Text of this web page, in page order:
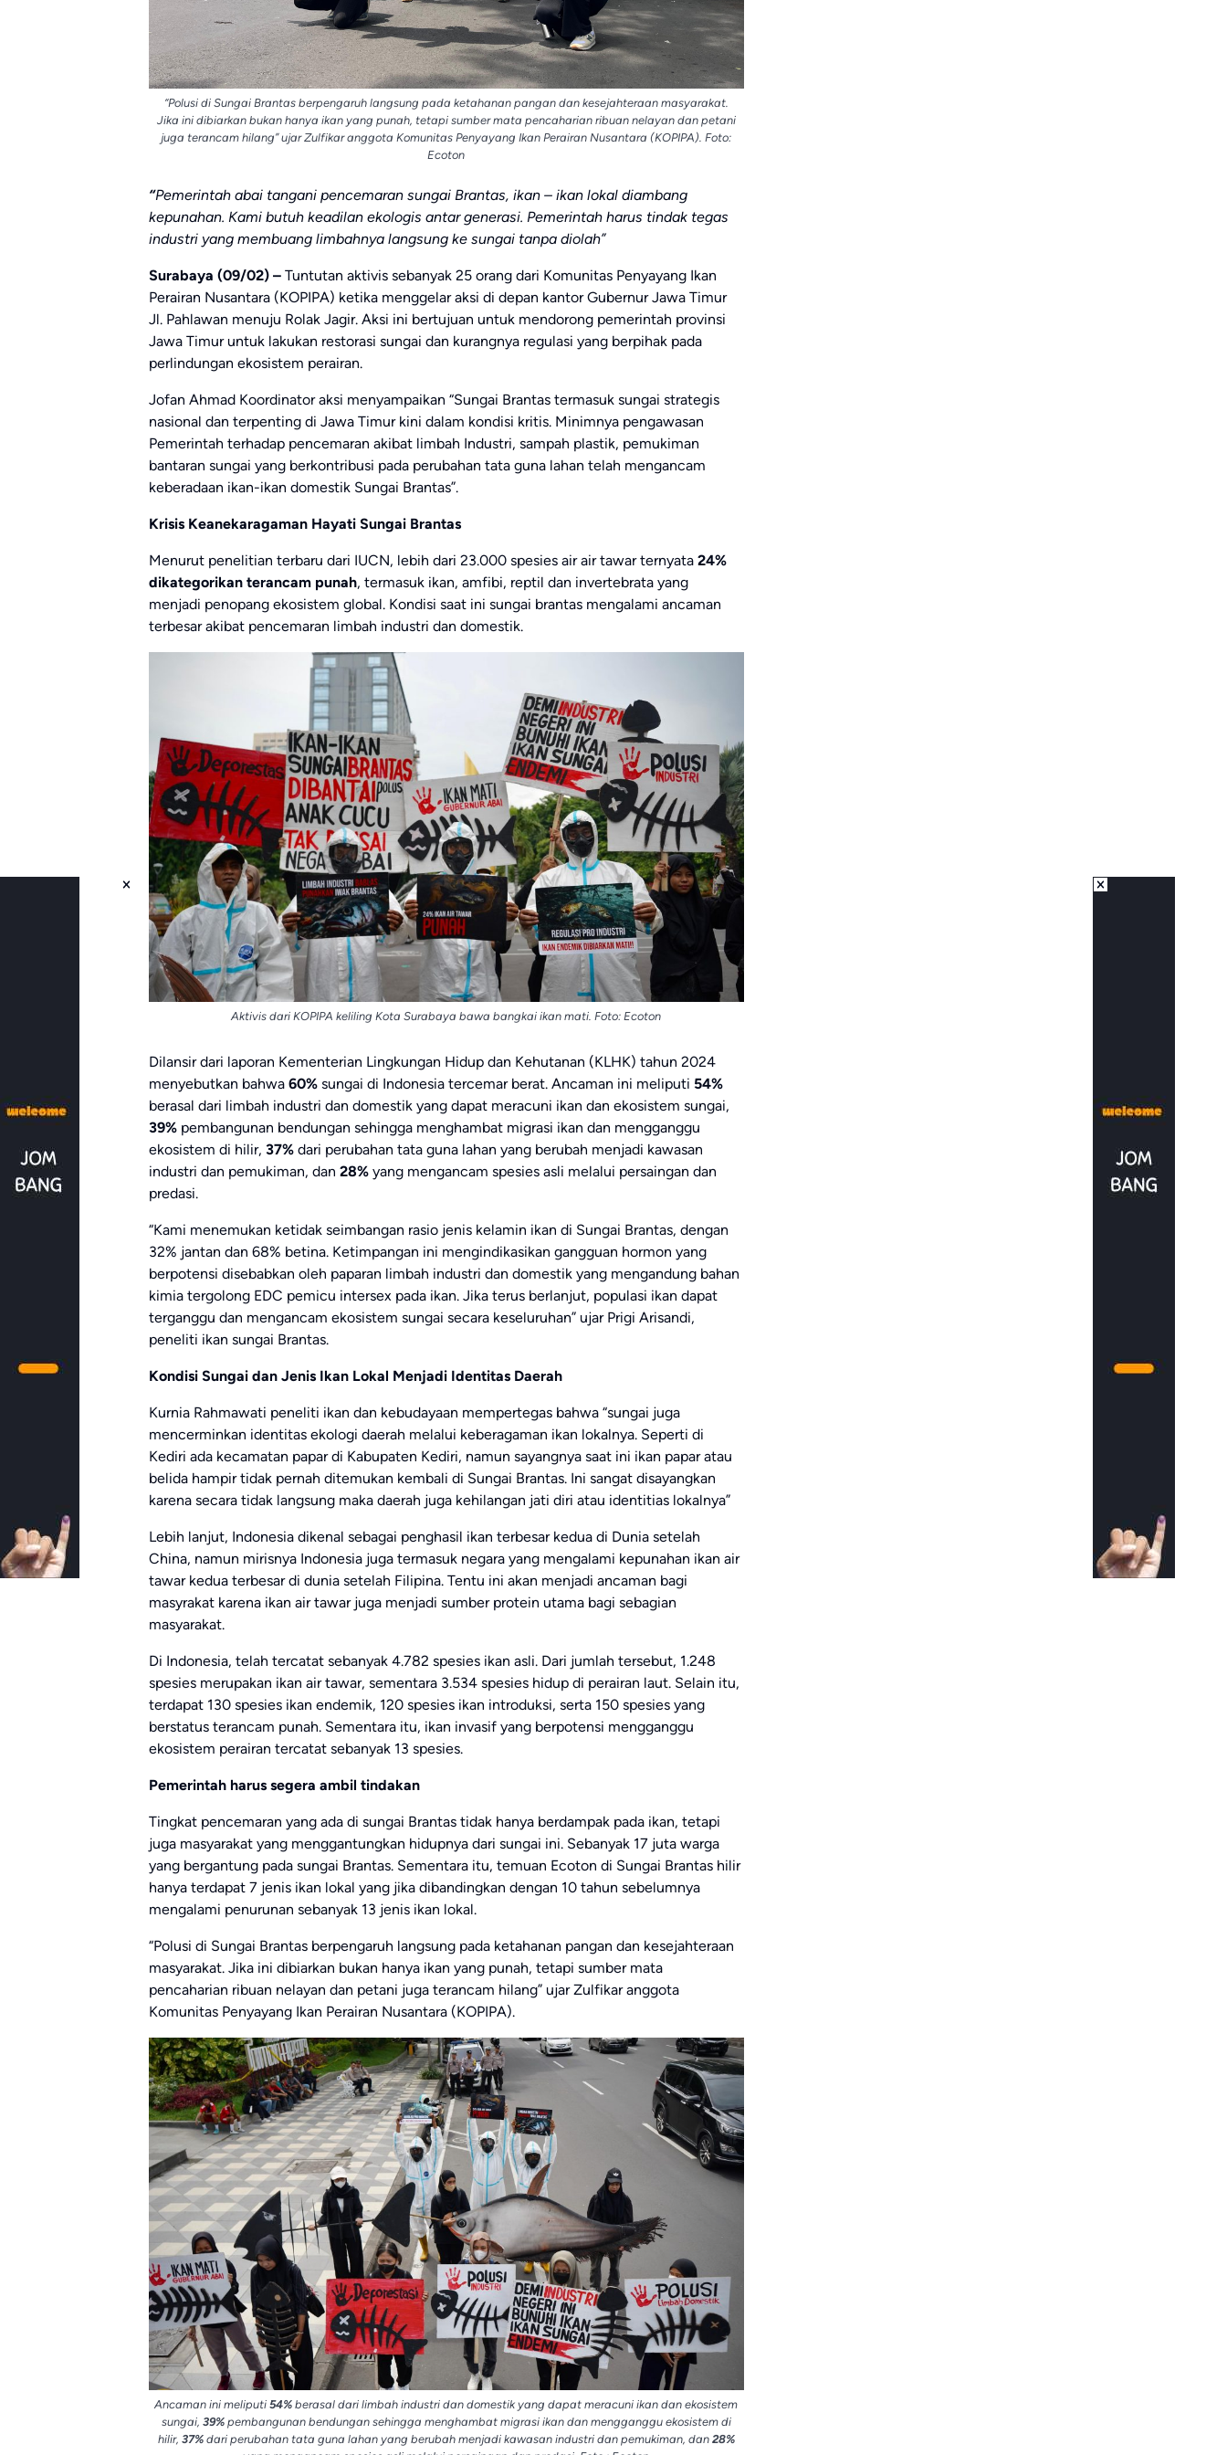
“Polusi di Sungai Brantas berpengaruh langsung pada ketahanan pangan dan kesejahteraan masyarakat.
Jika ini dibiarkan bukan hanya ikan yang punah, tetapi sumber mata pencaharian ribuan nelayan dan petani
juga terancam hilang” ujar Zulfikar anggota Komunitas Penyayang Ikan Perairan Nusantara (KOPIPA). Foto:
Ecoton
“Pemerintah abai tangani pencemaran sungai Brantas, ikan – ikan lokal diambang
kepunahan. Kami butuh keadilan ekologis antar generasi. Pemerintah harus tindak tegas
industri yang membuang limbahnya langsung ke sungai tanpa diolah”
Surabaya (09/02) – Tuntutan aktivis sebanyak 25 orang dari Komunitas Penyayang Ikan
Perairan Nusantara (KOPIPA) ketika menggelar aksi di depan kantor Gubernur Jawa Timur
Jl. Pahlawan menuju Rolak Jagir. Aksi ini bertujuan untuk mendorong pemerintah provinsi
Jawa Timur untuk lakukan restorasi sungai dan kurangnya regulasi yang berpihak pada
perlindungan ekosistem perairan.
Jofan Ahmad Koordinator aksi menyampaikan “Sungai Brantas termasuk sungai strategis
nasional dan terpenting di Jawa Timur kini dalam kondisi kritis. Minimnya pengawasan
Pemerintah terhadap pencemaran akibat limbah Industri, sampah plastik, pemukiman
bantaran sungai yang berkontribusi pada perubahan tata guna lahan telah mengancam
keberadaan ikan-ikan domestik Sungai Brantas”.
Krisis Keanekaragaman Hayati Sungai Brantas
Menurut penelitian terbaru dari IUCN, lebih dari 23.000 spesies air air tawar ternyata 24%
dikategorikan terancam punah, termasuk ikan, amfibi, reptil dan invertebrata yang
menjadi penopang ekosistem global. Kondisi saat ini sungai brantas mengalami ancaman
terbesar akibat pencemaran limbah industri dan domestik.
Aktivis dari KOPIPA keliling Kota Surabaya bawa bangkai ikan mati. Foto: Ecoton
Dilansir dari laporan Kementerian Lingkungan Hidup dan Kehutanan (KLHK) tahun 2024
menyebutkan bahwa 60% sungai di Indonesia tercemar berat. Ancaman ini meliputi 54%
berasal dari limbah industri dan domestik yang dapat meracuni ikan dan ekosistem sungai,
39% pembangunan bendungan sehingga menghambat migrasi ikan dan mengganggu
ekosistem di hilir, 37% dari perubahan tata guna lahan yang berubah menjadi kawasan
industri dan pemukiman, dan 28% yang mengancam spesies asli melalui persaingan dan
predasi.
“Kami menemukan ketidak seimbangan rasio jenis kelamin ikan di Sungai Brantas, dengan
32% jantan dan 68% betina. Ketimpangan ini mengindikasikan gangguan hormon yang
berpotensi disebabkan oleh paparan limbah industri dan domestik yang mengandung bahan
kimia tergolong EDC pemicu intersex pada ikan. Jika terus berlanjut, populasi ikan dapat
terganggu dan mengancam ekosistem sungai secara keseluruhan” ujar Prigi Arisandi,
peneliti ikan sungai Brantas.
Kondisi Sungai dan Jenis Ikan Lokal Menjadi Identitas Daerah
Kurnia Rahmawati peneliti ikan dan kebudayaan mempertegas bahwa “sungai juga
mencerminkan identitas ekologi daerah melalui keberagaman ikan lokalnya. Seperti di
Kediri ada kecamatan papar di Kabupaten Kediri, namun sayangnya saat ini ikan papar atau
belida hampir tidak pernah ditemukan kembali di Sungai Brantas. Ini sangat disayangkan
karena secara tidak langsung maka daerah juga kehilangan jati diri atau identitias lokalnya”
Lebih lanjut, Indonesia dikenal sebagai penghasil ikan terbesar kedua di Dunia setelah
China, namun mirisnya Indonesia juga termasuk negara yang mengalami kepunahan ikan air
tawar kedua terbesar di dunia setelah Filipina. Tentu ini akan menjadi ancaman bagi
masyrakat karena ikan air tawar juga menjadi sumber protein utama bagi sebagian
masyarakat.
Di Indonesia, telah tercatat sebanyak 4.782 spesies ikan asli. Dari jumlah tersebut, 1.248
spesies merupakan ikan air tawar, sementara 3.534 spesies hidup di perairan laut. Selain itu,
terdapat 130 spesies ikan endemik, 120 spesies ikan introduksi, serta 150 spesies yang
berstatus terancam punah. Sementara itu, ikan invasif yang berpotensi mengganggu
ekosistem perairan tercatat sebanyak 13 spesies.
Pemerintah harus segera ambil tindakan
Tingkat pencemaran yang ada di sungai Brantas tidak hanya berdampak pada ikan, tetapi
juga masyarakat yang menggantungkan hidupnya dari sungai ini. Sebanyak 17 juta warga
yang bergantung pada sungai Brantas. Sementara itu, temuan Ecoton di Sungai Brantas hilir
hanya terdapat 7 jenis ikan lokal yang jika dibandingkan dengan 10 tahun sebelumnya
mengalami penurunan sebanyak 13 jenis ikan lokal.
“Polusi di Sungai Brantas berpengaruh langsung pada ketahanan pangan dan kesejahteraan
masyarakat. Jika ini dibiarkan bukan hanya ikan yang punah, tetapi sumber mata
pencaharian ribuan nelayan dan petani juga terancam hilang” ujar Zulfikar anggota
Komunitas Penyayang Ikan Perairan Nusantara (KOPIPA).
Ancaman ini meliputi54% berasal dari limbah industri dan domestik yang dapat meracuni ikan dan ekosistem
sungai, 39%pembangunan bendungan sehingga menghambat migrasi ikan dan mengganggu ekosistem di
hilir, 37%dari perubahan tata guna lahan yang berubah menjadi kawasan industri dan pemukiman, dan 28%